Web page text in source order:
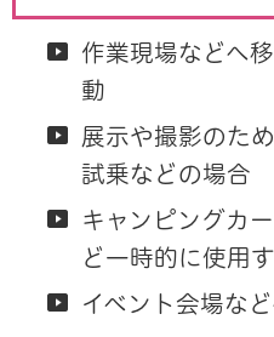
作業現場などへ
動
展示や撮影のた
試乗などの場合
キャンピングカ
ど一時的に使用
イベント会場な